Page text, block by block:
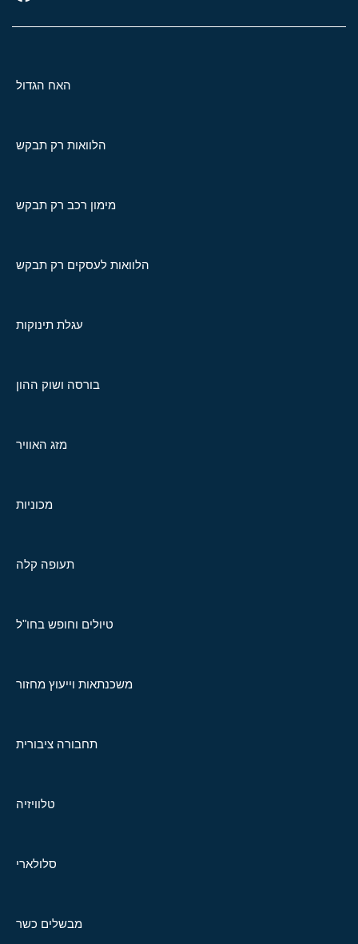
האח הגדול
הלוואות רק תבקש
מימון רכב רק תבקש
הלוואות לעסקים רק תבקש
עגלת תינוקות
בורסה ושוק ההון
מזג האוויר
מכוניות
תעופה קלה
טיולים וחופש בחו"ל
משכנתאות וייעוץ מחזור
תחבורה ציבורית
טלוויזיה
סלולארי
מבשלים כשר